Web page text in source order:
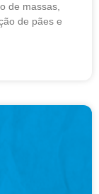
de massas,
de pães e